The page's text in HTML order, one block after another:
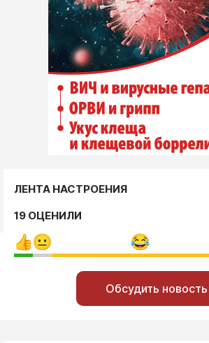
ЛЕНТА НАСТРОЕНИЯ
19 ОЦЕНИЛИ
Обсудить новость